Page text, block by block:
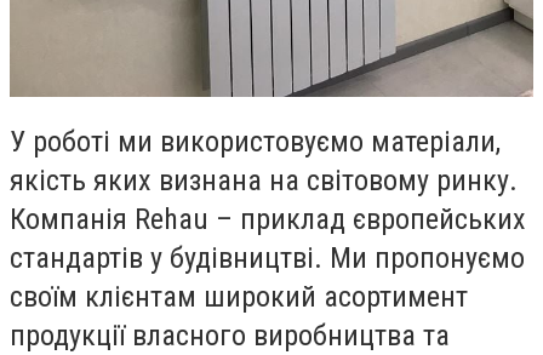
У роботі ми використовуємо матеріали,
якість яких визнана на світовому ринку.
Компанія Rehau – приклад європейських
стандартів у будівництві. Ми пропонуємо
своїм клієнтам широкий асортимент
продукції власного виробництва та